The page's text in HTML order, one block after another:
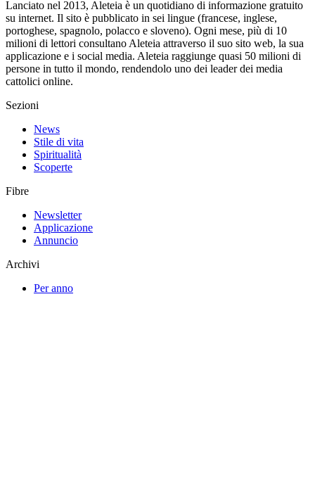
Lanciato nel 2013, Aleteia è un quotidiano di informazione gratuito
su internet. Il sito è pubblicato in sei lingue (francese, inglese,
portoghese, spagnolo, polacco e sloveno). Ogni mese, più di 10
milioni di lettori consultano Aleteia attraverso il suo sito web, la sua
applicazione e i social media. Aleteia raggiunge quasi 50 milioni di
persone in tutto il mondo, rendendolo uno dei leader dei media
cattolici online.
Sezioni
News
Stile di vita
Spiritualità
Scoperte
Fibre
Newsletter
Applicazione
Annuncio
Archivi
Per anno